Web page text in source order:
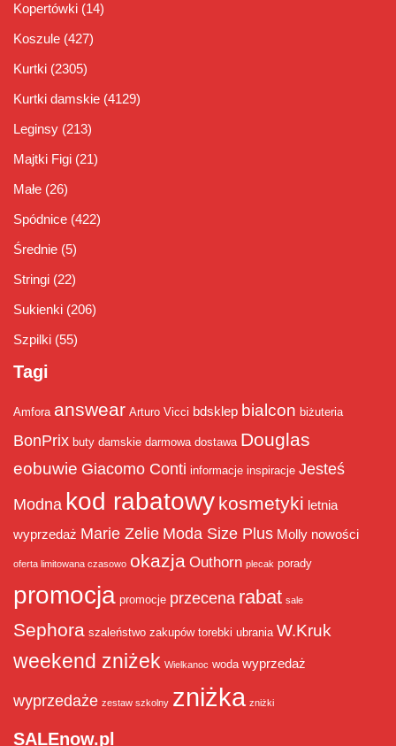
Kopertówki (14)
Koszule (427)
Kurtki (2305)
Kurtki damskie (4129)
Leginsy (213)
Majtki Figi (21)
Małe (26)
Spódnice (422)
Średnie (5)
Stringi (22)
Sukienki (206)
Szpilki (55)
Tagi
Amfora answear Arturo Vicci bdsklep bialcon biżuteria
BonPrix buty damskie darmowa dostawa Douglas
eobuwie Giacomo Conti informacje inspiracje Jesteś
Modna kod rabatowy kosmetyki letnia
wyprzedaż Marie Zelie Moda Size Plus Molly nowości
oferta limitowana czasowo okazja Outhorn plecak porady
promocja promocje przecena rabat sale
Sephora szaleństwo zakupów torebki ubrania W.Kruk
weekend zniżek Wielkanoc woda wyprzedaż
wyprzedaże zestaw szkolny zniżka zniżki
SALEnow.pl